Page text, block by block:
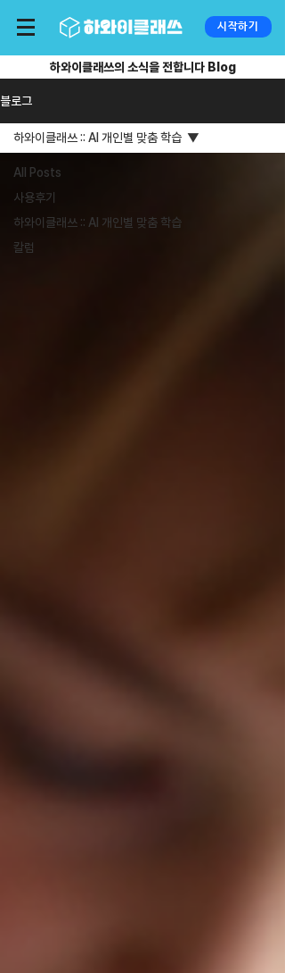
시작하기
하와이클래쓰의 소식을 전합니다 Blog
블로그
All Posts
사용후기
하와이클래쓰 :: AI 개인별 맞춤 학습
칼럼
하와이클래쓰 :: AI 개인별 맞춤 학습